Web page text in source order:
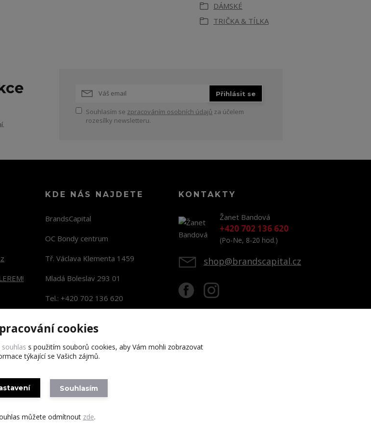
DÁMSKÉ
TRIČKA & TÍLKA
Přihlásit se
Souhlasím se zpracováním osobních údajů za účelem
rozesílky newsletteru.
KDE NÁS NAJDETE
BrandsCapital
OC Bondy centrum
Tř. Václava Klementa 1459
Mladá Boleslav 293 01
Tel.: +420 702 136 620
KONTAKTY
Žanet Bandová
+420 702 136 620
(Po-Ne, 8-20 hod.)
shop@brandscapital.cz
2020 BrandsCapital s.r.o.
cookies
souhlas s použitím souborů cookies, aby Vám mohli zobrazovat
týkající se Vašich zájmů.
Souhlasím
můžete odmítnout zde.